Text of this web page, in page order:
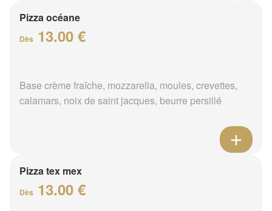
Pizza océane
Dès 13.00 €
Base crème fraîche, mozzarella, moules, crevettes,
calamars, noix de saint jacques, beurre persillé
Pizza tex mex
Dès 13.00 €